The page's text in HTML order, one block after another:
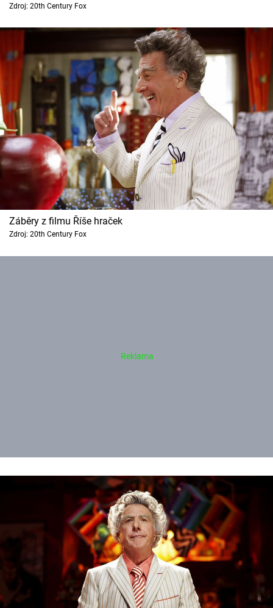
Cool Esport
TV Program
Sledujte prima+
Přihlášení
Sledujte nás
Zdroj: 20th Century Fox
Záběry z filmu Říše hraček
Zdroj: 20th Century Fox